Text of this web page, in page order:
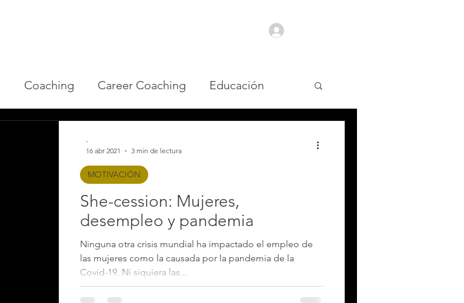
Coaching Career Coaching Educación
Private
She-cession: Mujeres,
desempleo y pandemia
Ninguna otra crisis mundial ha impactado el empleo de
las mujeres como la causada por la pandemia de la
Covid-19. Ni siquiera las...
MOTIVACIÓN
-
16 abr 2021
3 min de lectura